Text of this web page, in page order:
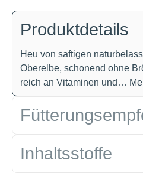
Produktdetails
Heu von saftigen
Oberelbe, schonend ohne
reich an Vitaminen und…
Inhaltsstoffe